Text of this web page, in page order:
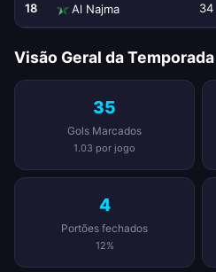
18 Al Najma 34
Visão Geral da Temporada
35
Gols Marcados
1.03 por jogo
4
Portões fechados
12%